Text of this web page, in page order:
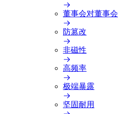
董事会对董事会
防篡改
非磁性
高频率
极端暴露
坚固耐用